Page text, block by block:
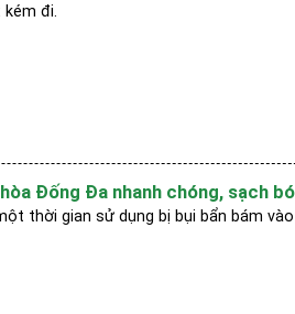
kém đi.
Đống Đa nhanh chóng, sạch
thời gian sử dụng bị bụi bẩn bám